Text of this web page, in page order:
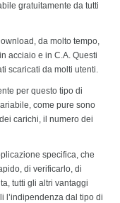
gratuitamente da tutti
da molto tempo,
acciaio e in C.A. Questi
scaricati da molti utenti.
per questo tipo di
come pure sono
carichi, il numero dei
specifica, che
di verificarlo, di
tutti gli altri vantaggi
l’indipendenza dal tipo di